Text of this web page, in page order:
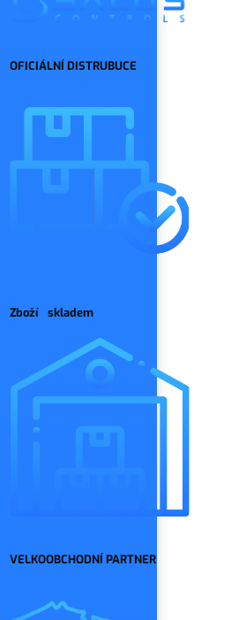
OFICIÁLNÍ DISTRUBUCE
Zboží skladem
VELKOOBCHODNÍ PARTNER